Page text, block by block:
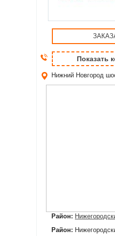
Показать
Нижний Новгород
Район:
Район: